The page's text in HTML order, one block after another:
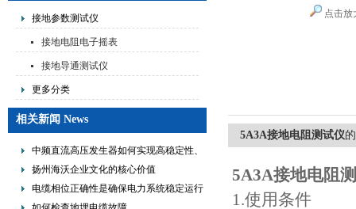
接地参数测试仪
接地电阻电子摇表
接地导通测试仪
更多分类
相关新闻 News
中频直流高压发生器如何实现高稳定性、
低纹波与便携式设计？
扬州海沃企业文化的核心价值
电缆相位正确性是确保电力系统稳定运行
点击放
5A3A接地电阻测试仪
5A3A接地电阻
1.使用条件